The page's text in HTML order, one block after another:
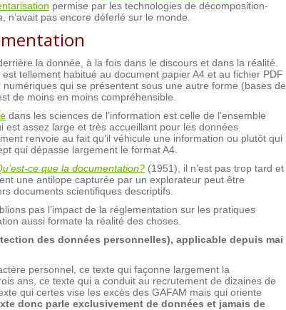
permise par les technologies de décomposition-
, n’avait pas encore déferlé sur le monde.
la donnée, à la fois dans le discours et dans la réalité.
tellement habitué au document papier A4 et au fichier PDF
qui se présentent sous une autre forme (bases de
de moins en moins compréhensible.
dans les sciences de l’information est celle de l’ensemble
est assez large et très accueillant pour les données
renvoie au fait qu’il véhicule une information ou plutôt qui
qui dépasse largement le format A4.
ce que la documentation? (1951), il n’est pas trop tard et
une antilope capturée par un explorateur peut être
documents scientifiques descriptifs.
pas l’impact de la réglementation sur les pratiques
aussi formate la réalité des choses.
des données personnelles), applicable depuis mai
personnel, ce texte qui façonne largement la
ans, ce texte qui a conduit au recrutement de dizaines de
qui certes vise les excès des GAFAM mais qui oriente
donc parle exclusivement de données et jamais de